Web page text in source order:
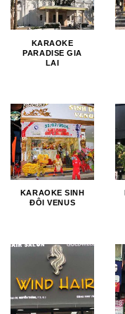
KARAOKE
PARADISE GIA
LAI
KARAOKE SINH
ĐÔI VENUS